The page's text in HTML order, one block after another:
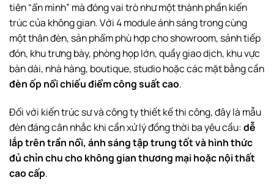
tiên “ẩn mình” mà đóng vai trò như một thành phần kiến
trúc của không gian. Với 4 module ánh sáng trong cùng
một thân đèn, sản phẩm phù hợp cho showroom, sảnh tiếp
đón, khu trưng bày, phòng họp lớn, quầy giao dịch, khu vực
bàn dài, nhà hàng, boutique, studio hoặc các mặt bằng cần
đèn ốp nổi chiếu điểm công suất cao.
Đối với kiến trúc sư và công ty thiết kế thi công, đây là mẫu
đèn đáng cân nhắc khi cần xử lý đồng thời ba yêu cầu:dễ
lắp trên trần nổi, ánh sáng tập trung tốt và hình thức
đủ chỉn chu cho không gian thương mại hoặc nội thất
cao cấp.